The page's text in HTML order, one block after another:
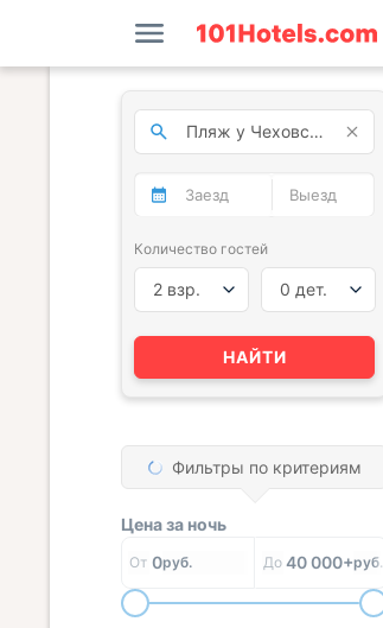
Количество гостей
2 взр. 0 дет.
НАЙТИ
Фильтры по критериям
Цена за ночь
От 0руб. До 40 000+руб.